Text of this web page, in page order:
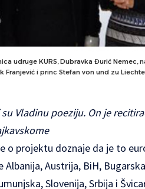
udruge KURS, Dubravka Đurić
Franjević i princ Stefan von und zu
Vladinu poeziju. On je
o projektu doznaje da je to
Austrija, BiH,
Slovenija, Srbija i